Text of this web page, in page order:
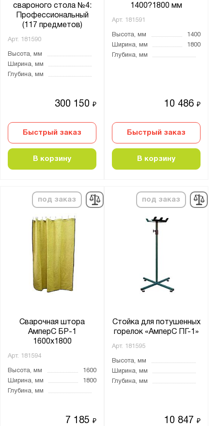
свароного стола №4:
Профессиональный
(117 предметов)
Арт. 181590
Высота, мм
Ширина, мм
Глубина, мм
300 150₽
Быстрый заказ
В корзину
1400?1800 мм
Арт. 181591
Высота, мм
1400
Ширина, мм
1800
Глубина, мм
10 486₽
Быстрый заказ
В корзину
под заказ
Сварочная штора
АмперС БР-1
1600х1800
Арт. 181594
Высота, мм
1600
Ширина, мм
1800
Глубина, мм
7 185₽
под заказ
Стойка для потушенных
горелок «АмперС ПГ-1»
Арт. 181595
Высота, мм
Ширина, мм
Глубина, мм
10 847₽